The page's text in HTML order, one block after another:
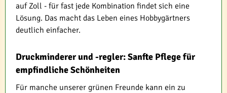
auf Zoll - für fast jede Kombination findet sich eine
Lösung. Das macht das Leben eines Hobbygärtners
deutlich einfacher.
Druckminderer und -regler: Sanfte Pflege für
empfindliche Schönheiten
Für manche unserer grünen Freunde kann ein zu